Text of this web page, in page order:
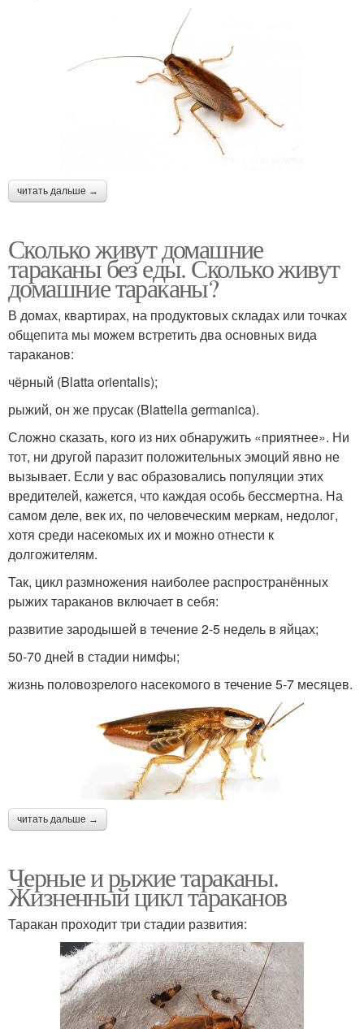
читать дальше →
Сколько живут домашние
тараканы без еды. Сколько живут
домашние тараканы?
В домах, квартирах, на продуктовых складах или точках
общепита мы можем встретить два основных вида
тараканов:
чёрный (Blatta orientalis);
рыжий, он же прусак (Blattella germanica).
Сложно сказать, кого из них обнаружить «приятнее». Ни
тот, ни другой паразит положительных эмоций явно не
вызывает. Если у вас образовались популяции этих
вредителей, кажется, что каждая особь бессмертна. На
самом деле, век их, по человеческим меркам, недолог,
хотя среди насекомых их и можно отнести к
долгожителям.
Так, цикл размножения наиболее распространённых
рыжих тараканов включает в себя:
развитие зародышей в течение 2-5 недель в яйцах;
50-70 дней в стадии нимфы;
жизнь половозрелого насекомого в течение 5-7 месяцев.
читать дальше →
Черные и рыжие тараканы.
Жизненный цикл тараканов
Таракан проходит три стадии развития: